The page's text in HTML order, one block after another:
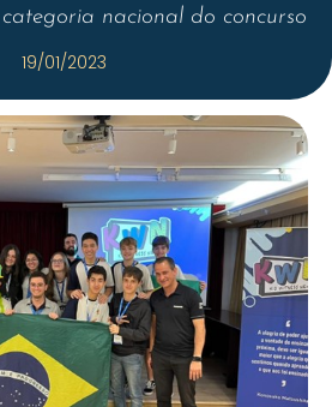
nacional do concurso
19/01/2023